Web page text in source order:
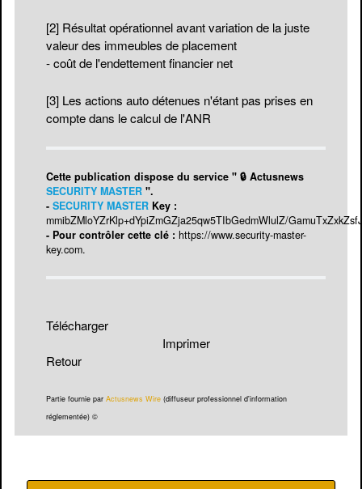
[2] Résultat opérationnel avant variation de la juste
valeur des immeubles de placement
- coût de l'endettement financier net
[3] Les actions auto détenues n'étant pas prises en
compte dans le calcul de l'ANR
Cette publication dispose du service " 🔒 Actusnews
SECURITY MASTER ".
- SECURITY MASTER Key :
mmibZMloYZrKlp+dYpiZmGZja25qw5TIbGedmWlulZ/
- Pour contrôler cette clé : https://www.security-master-
key.com.
Télécharger
Imprimer
Retour
Partie fournie par Actusnews Wire (diffuseur professionnel d'information
réglementée) ©